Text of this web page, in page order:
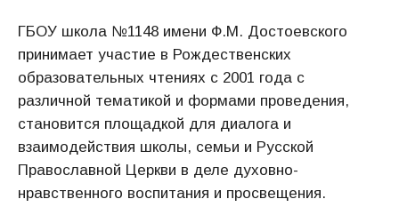
ГБОУ школа №1148 имени Ф.М. Достоевского
принимает участие в Рождественских
образовательных чтениях с 2001 года с
различной тематикой и формами проведения,
становится площадкой для диалога и
взаимодействия школы, семьи и Русской
Православной Церкви в деле духовно-
нравственного воспитания и просвещения.